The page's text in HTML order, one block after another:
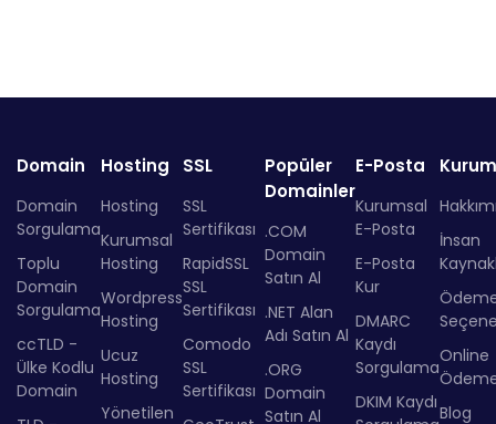
Domain
Domain
Sorgulama
Toplu
Domain
Sorgulama
ccTLD -
Ülke Kodlu
Domain
Hosting
Hosting
Kurumsal
Hosting
Wordpress
Hosting
Ucuz
Hosting
Yönetilen
SSL
SSL
Sertifikası
RapidSSL
SSL
Sertifikası
Comodo
SSL
Sertifikası
Popüler
Domainler
.COM
Domain
Satın Al
.NET Alan
Adı Satın Al
.ORG
Domain
Satın Al
E-Posta
Kurumsal
E-Posta
E-Posta
Kur
DMARC
Kaydı
Sorgulama
DKIM Kaydı
İnsan
Online
Blog